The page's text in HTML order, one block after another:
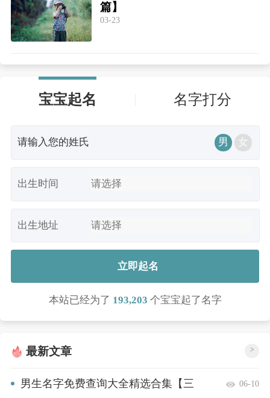
篇】
03-23
宝宝起名 名字打分
男 女
出生时间
出生地址
立即起名
本站已经为了 193,203 个宝宝起了名字
最新文章 >
男生名字免费查询大全精选合集【三
06-10